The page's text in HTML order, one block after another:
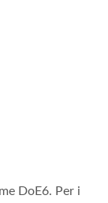
DoE6. Per i